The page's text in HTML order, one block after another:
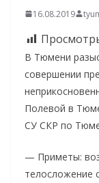
16.08.2019
В Тюмени
совершении
Полевой в
СУ СКР по
— Приметы:
телосложение